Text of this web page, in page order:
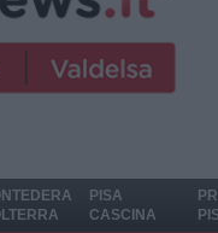
PISA
CASCINA